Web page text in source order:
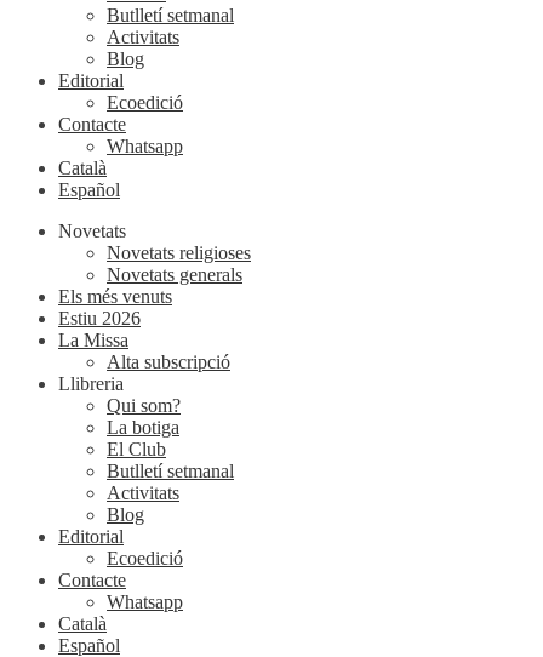
Butlletí setmanal
Activitats
Blog
Editorial
Ecoedició
Contacte
Whatsapp
Català
Español
Novetats
Novetats religioses
Novetats generals
Els més venuts
Estiu 2026
La Missa
Alta subscripció
Llibreria
Qui som?
La botiga
El Club
Butlletí setmanal
Activitats
Blog
Editorial
Ecoedició
Contacte
Whatsapp
Català
Español